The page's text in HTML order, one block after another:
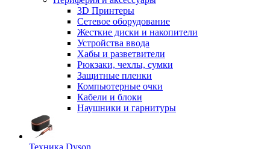
3D Принтеры
Сетевое оборудование
Жесткие диски и накопители
Устройства ввода
Хабы и разветвители
Рюкзаки, чехлы, сумки
Защитные пленки
Компьютерные очки
Кабели и блоки
Наушники и гарнитуры
Техника Dyson